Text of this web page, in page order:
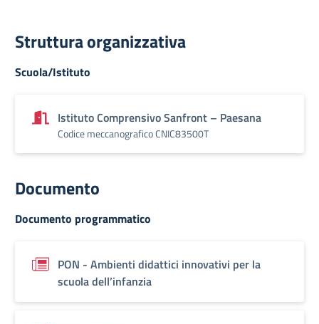
Struttura organizzativa
Scuola/Istituto
Istituto Comprensivo Sanfront – Paesana
Codice meccanografico CNIC83500T
Documento
Documento programmatico
PON - Ambienti didattici innovativi per la
scuola dell’infanzia